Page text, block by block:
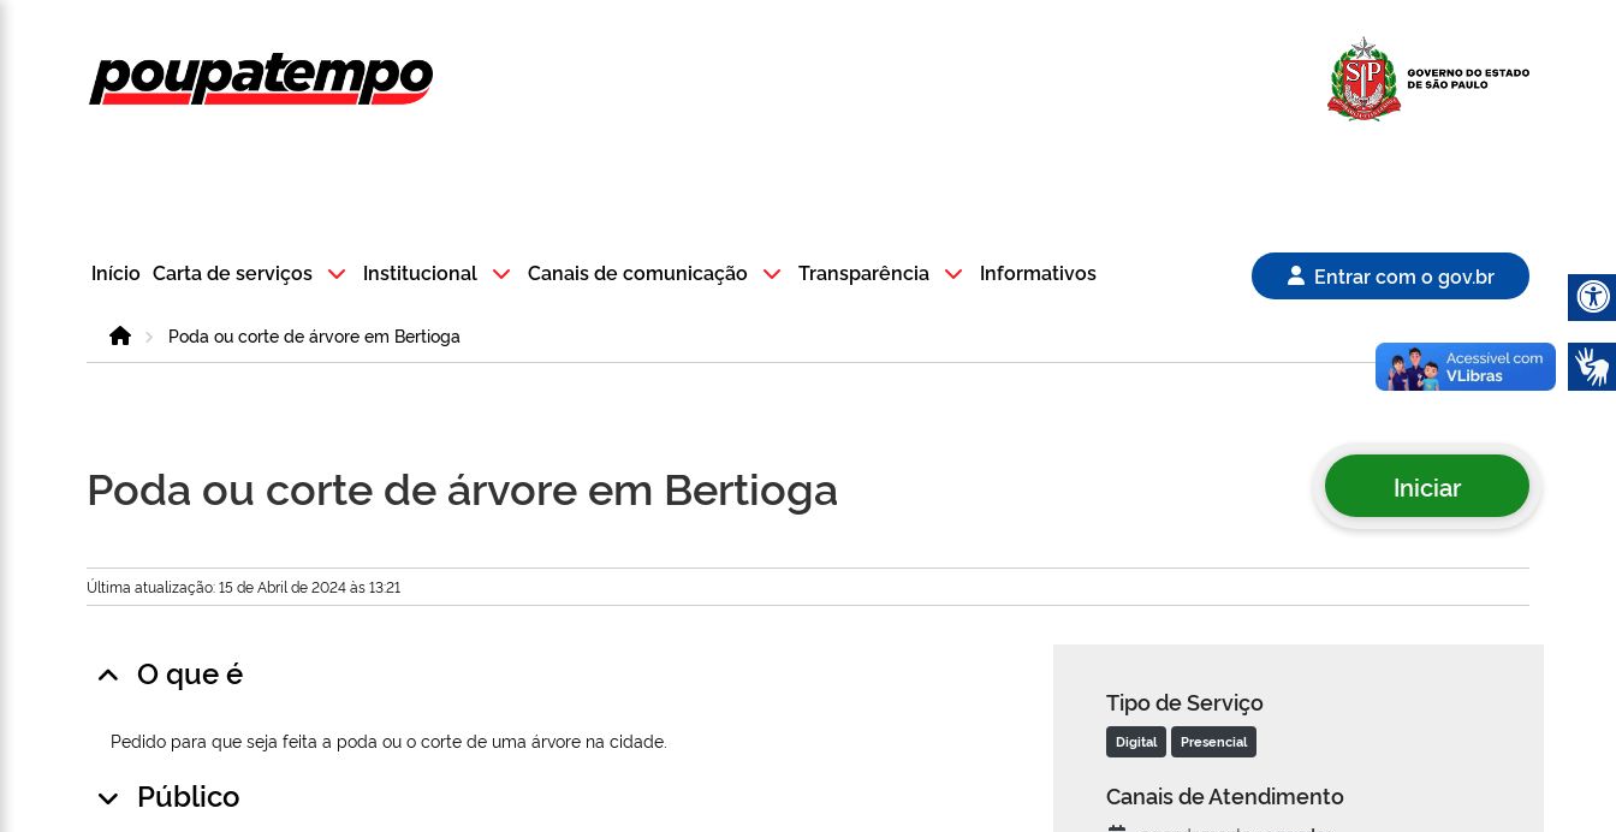
Logo do Poupatempo SP GOV BR direciona para a página inicial
Início Carta de serviços Institucional Canais de comunicação Transparência Informativos Entrar com o gov.br
HomePoda ou corte de árvore em Bertioga
Poda ou corte de árvore em Bertioga Iniciar
Última atualização: 15 de Abril de 2024 às 13:21
O que é
Pedido para que seja feita a poda ou o corte de uma árvore na cidade.
Público
Tipo de Serviço
Digital Presencial
Canais de Atendimento